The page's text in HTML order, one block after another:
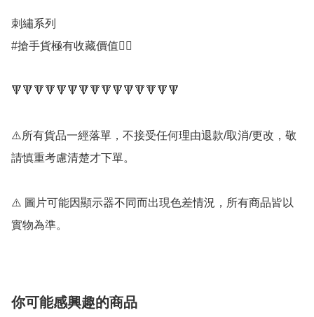
刺繡系列
#搶手貨極有收藏價值👍🏻
🔻🔻🔻🔻🔻🔻🔻🔻🔻🔻🔻🔻🔻🔻🔻
⚠️所有貨品一經落單，不接受任何理由退款/取消/更改，敬
請慎重考慮清楚才下單。
⚠️ 圖片可能因顯示器不同而出現色差情況，所有商品皆以
實物為準。
你可能感興趣的商品